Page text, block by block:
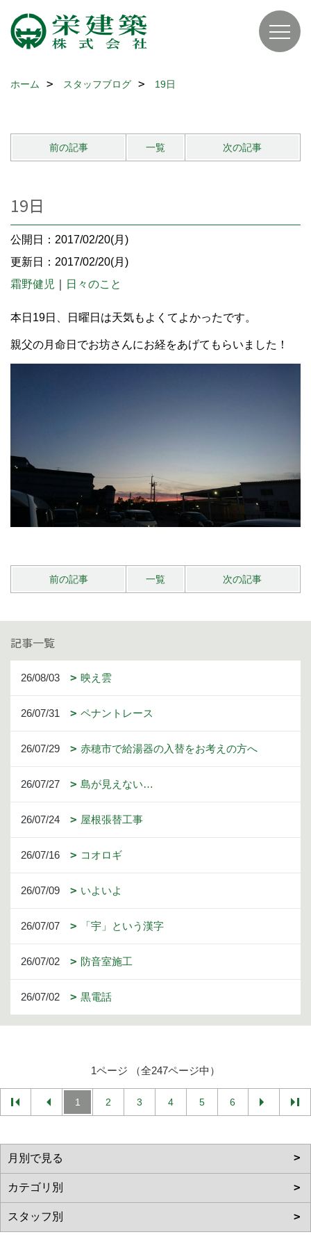
ホーム スタッフブログ 19日
前の記事 一覧 次の記事
19日
公開日：2017/02/20(月)
更新日：2017/02/20(月)
霜野健児
日々のこと
本日19日、日曜日は天気もよくてよかったです。
親父の月命日でお坊さんにお経をあげてもらいました！
前の記事 一覧 次の記事
記事一覧
26/08/03 映え雲
26/07/31 ペナントレース
26/07/29 赤穂市で給湯器の入替をお考えの方へ
26/07/27 島が見えない…
26/07/24 屋根張替工事
26/07/16 コオロギ
26/07/09 いよいよ
26/07/07 「宇」という漢字
26/07/02 防音室施工
26/07/02 黒電話
1ページ （全247ページ中）
1 2 3 4 5 6